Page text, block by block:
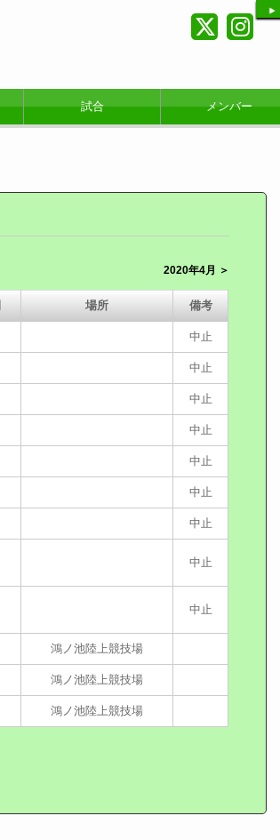
試合 メンバー
2020年4月 ＞
場所 備考
中止
中止
中止
中止
中止
中止
中止
中止
中止
鴻ノ池陸上競技場
鴻ノ池陸上競技場
鴻ノ池陸上競技場